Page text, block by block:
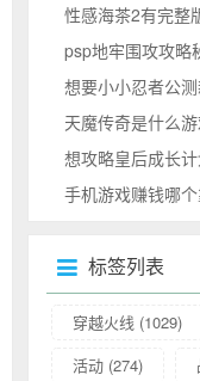
性感海茶2有完整
psp地牢围攻攻略
想要小小忍者公
天魔传奇是什么
标签列表
穿越火线 (1029)
活动 (274)